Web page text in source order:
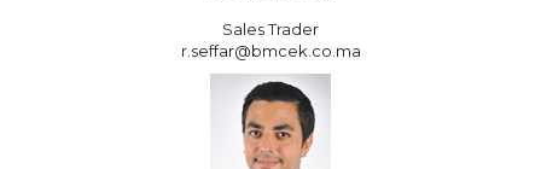
Sales Trader
r.seffar@bmcek.co.ma